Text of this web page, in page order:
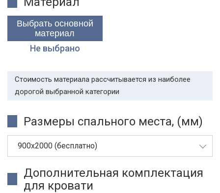
Выбрать основной
материал
Не выбрано
Стоимость материала рассчитывается из наиболее
дорогой выбранной категории
Размеры спального места, (мм)
900х2000 (бесплатно)
Дополнительная комплектация
для кровати